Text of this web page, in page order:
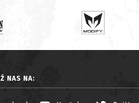
NAS NA: